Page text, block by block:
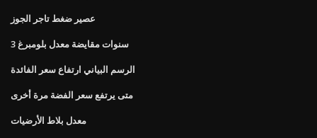
عصير ضغط تاجر الجوز
3 سنوات مقايضة معدل بلومبرغ
الرسم البياني ارتفاع سعر الفائدة
متى يرتفع سعر الفضة مرة أخرى
معدل بلاط الأرضيات